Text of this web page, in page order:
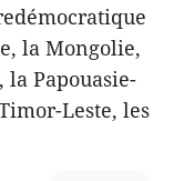
la Mongolie,
Papouasie-
Leste, les